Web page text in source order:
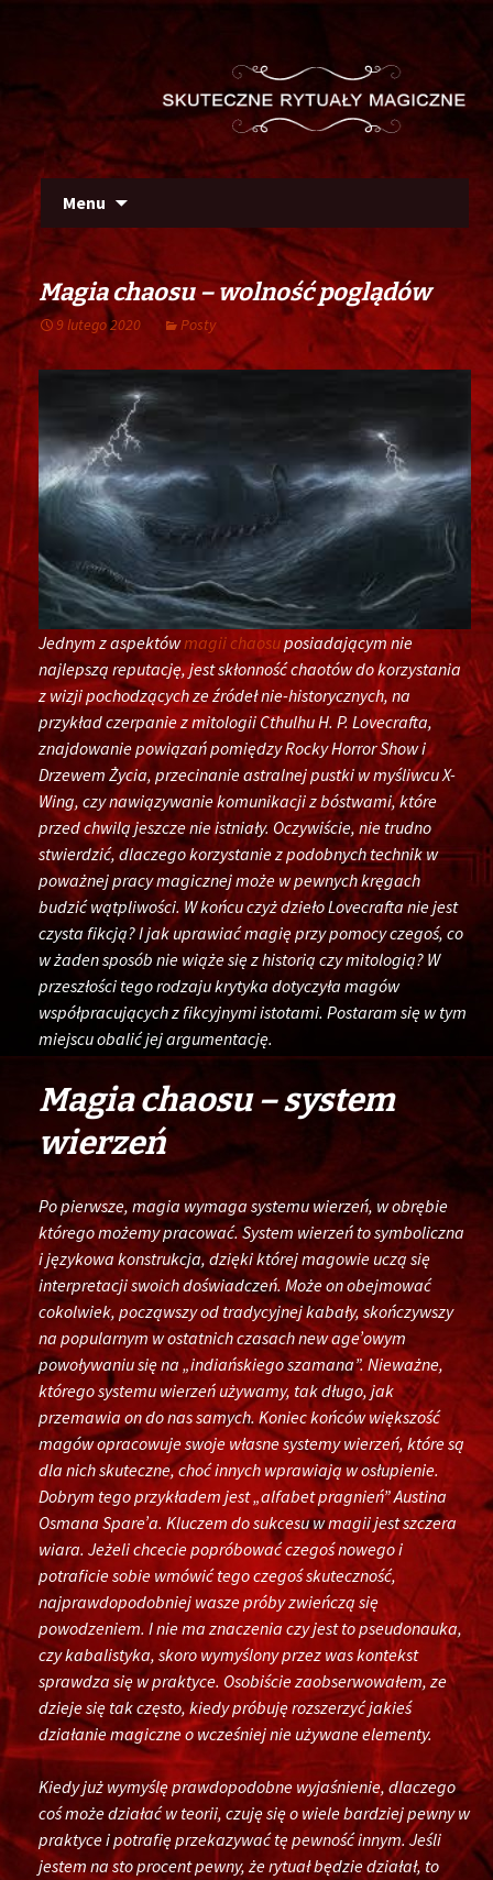
Menu
content
Magia chaosu – wolność poglądów
9 lutego 2020 Posty
Jednym z aspektówmagii chaosuposiadającym nie
najlepszą reputację, jest skłonność chaotów do korzystania
z wizji pochodzących ze źródeł nie-historycznych, na
przykład czerpanie z mitologii Cthulhu H. P. Lovecrafta,
znajdowanie powiązań pomiędzy Rocky Horror Show i
Drzewem Życia, przecinanie astralnej pustki w myśliwcu X-
Wing, czy nawiązywanie komunikacji z bóstwami, które
przed chwilą jeszcze nie istniały. Oczywiście, nie trudno
stwierdzić, dlaczego korzystanie z podobnych technik w
poważnej pracy magicznej może w pewnych kręgach
budzić wątpliwości. W końcu czyż dzieło Lovecrafta nie jest
czysta fikcją? I jak uprawiać magię przy pomocy czegoś, co
w żaden sposób nie wiąże się z historią czy mitologią? W
przeszłości tego rodzaju krytyka dotyczyła magów
współpracujących z fikcyjnymi istotami. Postaram się w tym
miejscu obalić jej argumentację.
Magia chaosu – system
wierzeń
Po pierwsze, magia wymaga systemu wierzeń, w obrębie
którego możemy pracować. System wierzeń to symboliczna
i językowa konstrukcja, dzięki której magowie uczą się
interpretacji swoich doświadczeń. Może on obejmować
cokolwiek, począwszy od tradycyjnej kabały, skończywszy
na popularnym w ostatnich czasach new age’owym
powoływaniu się na „indiańskiego szamana”. Nieważne,
którego systemu wierzeń używamy, tak długo, jak
przemawia on do nas samych. Koniec końców większość
magów opracowuje swoje własne systemy wierzeń, które są
dla nich skuteczne, choć innych wprawiają w osłupienie.
Dobrym tego przykładem jest „alfabet pragnień” Austina
Osmana Spare’a. Kluczem do sukcesu w magii jest szczera
wiara. Jeżeli chcecie popróbować czegoś nowego i
potraficie sobie wmówić tego czegoś skuteczność,
najprawdopodobniej wasze próby zwieńczą się
powodzeniem. I nie ma znaczenia czy jest to pseudonauka,
czy kabalistyka, skoro wymyślony przez was kontekst
sprawdza się w praktyce. Osobiście zaobserwowałem, ze
dzieje się tak często, kiedy próbuję rozszerzyć jakieś
działanie magiczne o wcześniej nie używane elementy.
Kiedy już wymyślę prawdopodobne wyjaśnienie, dlaczego
coś może działać w teorii, czuję się o wiele bardziej pewny w
praktyce i potrafię przekazywać tę pewność innym. Jeśli
jestem na sto procent pewny, że rytuał będzie działał, to